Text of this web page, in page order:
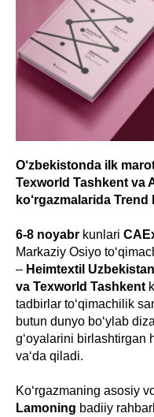
O‘zbekistonda ilk
Texworld Tashkent va
ko‘rgazmalarida
6-8 noyabr kunlari
Markaziy Osiyo
– Heimtextil
va Texworld Tashkent
tadbirlar to‘qimachilik
butun dunyo bo‘ylab
g‘oyalarini birlashtirgan
va‘da qiladi.
Ko‘rgazmaning asosiy
Lamoning badiiy